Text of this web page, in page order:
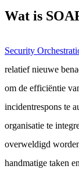
Wat is
Security
relatief nieuwe
om de efficiëntie
incidentrespons te
organisatie te
overweldigd
handmatige taken